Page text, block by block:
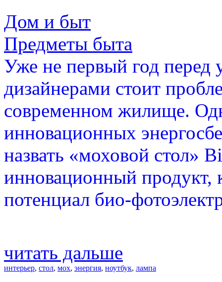
Дом и быт
Предметы быта
Уже не первый год
дизайнерами стоит
современном жилище.
инновационных
назвать «моховой стол»
инновационный продукт,
потенциал био-
читать дальше
интерьер, стол, мох, энергия, ноутбук, лампа